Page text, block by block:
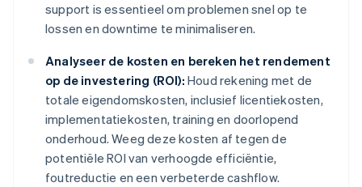
support is essentieel om problemen snel op te
lossen en downtime te minimaliseren.
Analyseer de kosten en bereken het rendement
op de investering (ROI): Houd rekening met de
totale eigendomskosten, inclusief licentiekosten,
implementatiekosten, training en doorlopend
onderhoud. Weeg deze kosten af tegen de
potentiële ROI van verhoogde efficiëntie,
foutreductie en een verbeterde cashflow.